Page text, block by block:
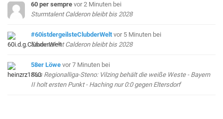
60 per sempre vor 2 Minuten bei
Sturmtalent Calderon bleibt bis 2028
#60istdergeilsteClubderWelt vor 5 Minuten bei
Sturmtalent Calderon bleibt bis 2028
58er Löwe vor 7 Minuten bei
Das Regionalliga-Steno: Vilzing behält die weiße Weste - Bayern
II holt ersten Punkt - Haching nur 0:0 gegen Eltersdorf